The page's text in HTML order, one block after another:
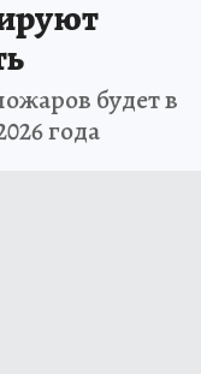
будет в
года